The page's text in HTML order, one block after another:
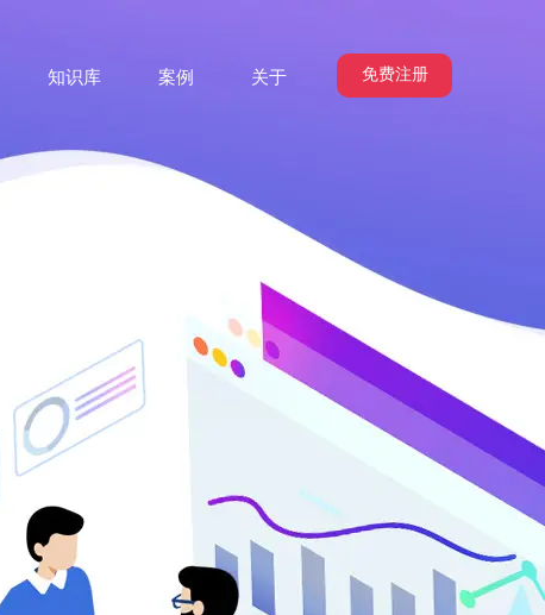
免费注册
知识库 案例 关于